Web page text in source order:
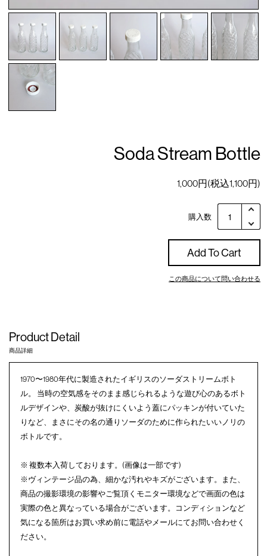
Soda Stream Bottle
1,000円(税込1,100円)
購入数
Add To Cart
この商品について問い合わせる
Product Detail
商品詳細
1970〜1980年代に製造されたイギリスのソーダストリームボト
ル。 当時の空気感をそのまま感じられるような遊び心のあるボト
ルデザインや、炭酸が抜けにくいよう蓋にパッキンが付いていた
りなど、まさにその名の通りソーダのために作られたいいノリの
ボトルです。
※ 複数本入荷しております。(画像は一部です)
※ヴィンテージ品の為、細かな汚れやキズがございます。また、
商品の撮影環境の影響やご覧頂くモニター環境などで画面の色は
実際の色と異なっている場合がございます。コンディションなど
気になる箇所はお買い求め前に電話やメールにてお問い合わせく
ださい。